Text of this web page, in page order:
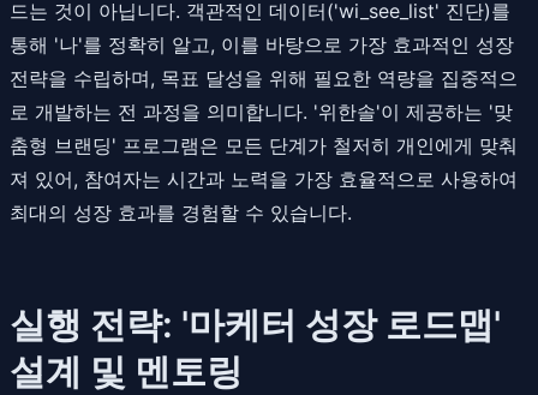
드는 것이 아닙니다. 객관적인 데이터('wi_see_list' 진단)를
통해 '나'를 정확히 알고, 이를 바탕으로 가장 효과적인 성장
전략을 수립하며, 목표 달성을 위해 필요한 역량을 집중적으
로 개발하는 전 과정을 의미합니다. '위한솔'이 제공하는 '맞
춤형 브랜딩' 프로그램은 모든 단계가 철저히 개인에게 맞춰
져 있어, 참여자는 시간과 노력을 가장 효율적으로 사용하여
최대의 성장 효과를 경험할 수 있습니다.
실행 전략: '마케터 성장 로드맵'
설계 및 멘토링